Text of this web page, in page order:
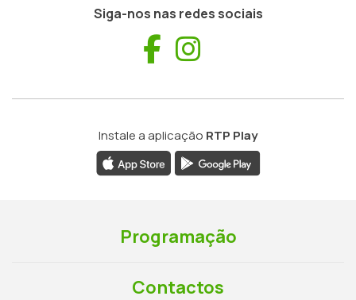
Siga-nos nas redes sociais
Facebook
Instale a aplicação RTP Play
Programação
Contactos